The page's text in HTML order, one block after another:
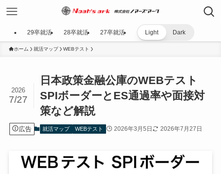
29卒就活 28卒就活 27卒就活 Light Dark
ホーム 就活マップ WEBテスト
日本政策金融公庫のWEBテスト
SPIボーダーとES通過率や面接対
策など解説
2026
7/27
広告 就活マップ WEBテスト 2026年3月5日 2026年7月27日